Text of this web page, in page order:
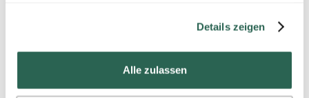
Details zeigen
Alle zulassen
Weitere Informationen und Bildmaterial gerne auf
Anfrage bei: